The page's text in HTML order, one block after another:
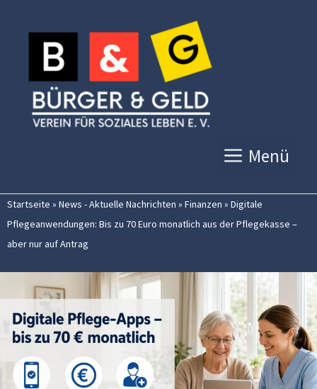
Inhalt
springen
Menü
Startseite » News - Aktuelle Nachrichten » Finanzen » Digitale
Pflegeanwendungen: Bis zu 70 Euro monatlich aus der Pflegekasse –
aber nur auf Antrag